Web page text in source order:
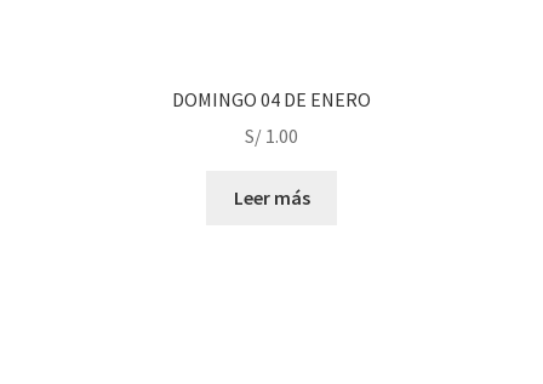
DOMINGO 04 DE ENERO
S/ 1.00
Leer más